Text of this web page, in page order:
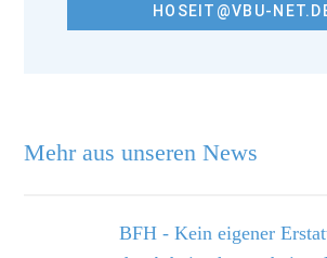
Mehr aus unseren News
BFH - Kein eigener
HOSEIT@VBU-